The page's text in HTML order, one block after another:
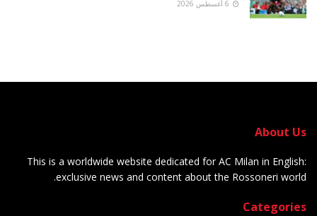
About Us
This is a worldwide website dedicated for AC Milan in English:
exclusive news and content about the Rossoneri world.
Categories